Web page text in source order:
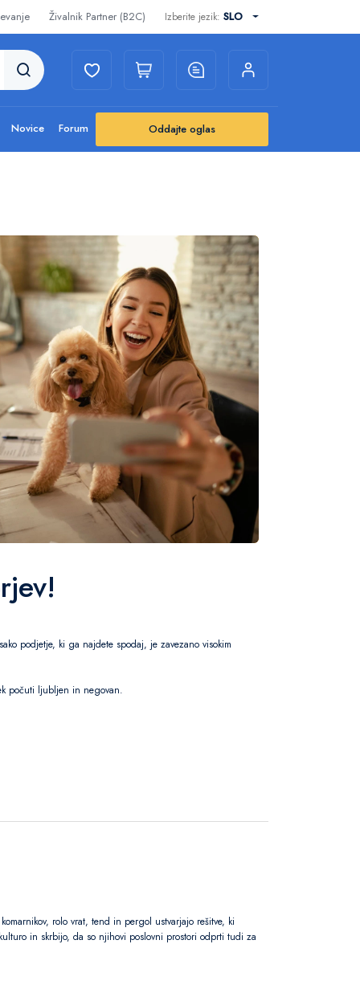
Živalnik Partner (B2C) Izberite jezik: SLO
Novice Forum Oddajte oglas
podjetje, ki ga najdete spodaj, je zavezano visokim
počuti ljubljen in negovan.
rolo vrat, tend in pergol ustvarjajo rešitve, ki
in skrbijo, da so njihovi poslovni prostori odprti tudi za